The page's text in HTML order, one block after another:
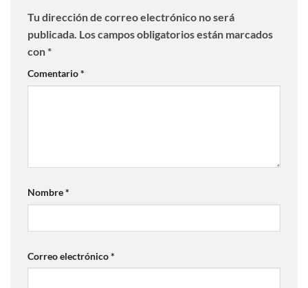
Tu dirección de correo electrónico no será
publicada. Los campos obligatorios están marcados
con*
Comentario*
Nombre*
Correo electrónico*